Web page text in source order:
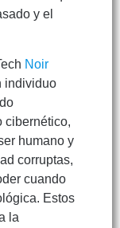
y el
Noir
individuo
cibernético,
humano y
corruptas,
cuando
Estos
la